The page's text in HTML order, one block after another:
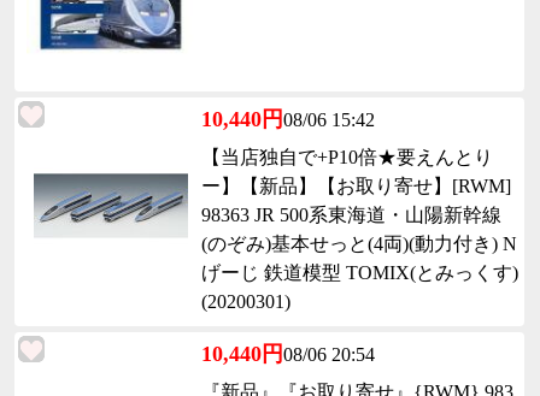
10,440円08/06 15:42
【当店独自で+P10倍★要えんとり
ー】【新品】【お取り寄せ】[RWM]
98363 JR 500系東海道・山陽新幹線
(のぞみ)基本せっと(4両)(動力付き) N
げーじ 鉄道模型 TOMIX(とみっくす)
(20200301)
10,440円08/06 20:54
『新品』『お取り寄せ』{RWM} 983